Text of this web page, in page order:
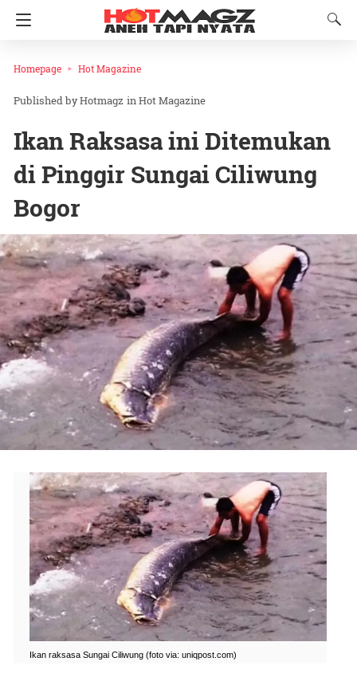
Homepage Hot Magazine
Hotmagz inHot Magazine
Ikan Raksasa ini Ditemukan
di Pinggir Sungai Ciliwung
Bogor
Ikan raksasa Sungai Ciliwung (foto via: uniqpost.com)